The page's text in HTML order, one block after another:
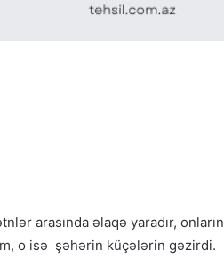
arasında əlaqə yaradır, onların
o isə şəhərin küçələrin gəzirdi.